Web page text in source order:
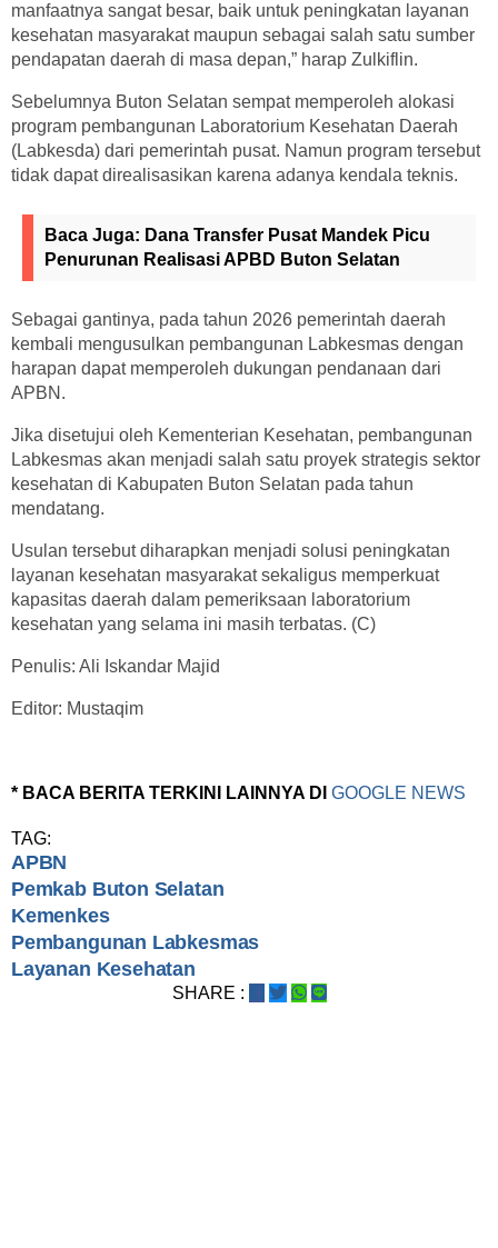
manfaatnya sangat besar, baik untuk peningkatan layanan
kesehatan masyarakat maupun sebagai salah satu sumber
pendapatan daerah di masa depan,” harap Zulkiflin.
Sebelumnya Buton Selatan sempat memperoleh alokasi
program pembangunan Laboratorium Kesehatan Daerah
(Labkesda) dari pemerintah pusat. Namun program tersebut
tidak dapat direalisasikan karena adanya kendala teknis.
Baca Juga: Dana Transfer Pusat Mandek Picu
Penurunan Realisasi APBD Buton Selatan
Sebagai gantinya, pada tahun 2026 pemerintah daerah
kembali mengusulkan pembangunan Labkesmas dengan
harapan dapat memperoleh dukungan pendanaan dari
APBN.
Jika disetujui oleh Kementerian Kesehatan, pembangunan
Labkesmas akan menjadi salah satu proyek strategis sektor
kesehatan di Kabupaten Buton Selatan pada tahun
mendatang.
Usulan tersebut diharapkan menjadi solusi peningkatan
layanan kesehatan masyarakat sekaligus memperkuat
kapasitas daerah dalam pemeriksaan laboratorium
kesehatan yang selama ini masih terbatas. (C)
Penulis: Ali Iskandar Majid
Editor: Mustaqim
* BACA BERITA TERKINI LAINNYA DI GOOGLE NEWS
TAG:
APBN
Pemkab Buton Selatan
Kemenkes
Pembangunan Labkesmas
Layanan Kesehatan
SHARE :